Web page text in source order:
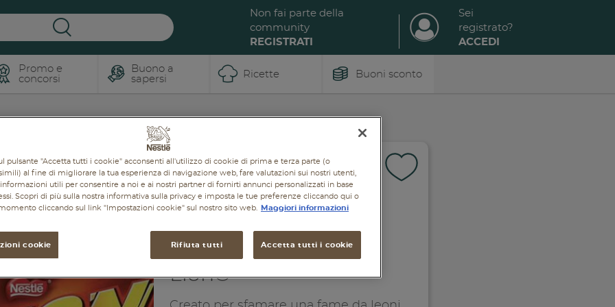
Non fai parte della
community
REGISTRATI
Sei
registrato?
ACCEDI
Promo e
concorsi
Buono a
sapersi
Ricette Buoni sconto
Lion®
pulsante "Accetta tutti i cookie" acconsenti all'utilizzo di cookie di prima e terza parte (o
al fine di migliorare la tua esperienza di navigazione web, fare valutazioni sui nostri utenti,
utili per consentire a noi e ai nostri partner di fornirti annunci personalizzati in base
Scopri di più sulla nostra informativa sulla privacy e imposta le tue preferenze cliccando qui o
cliccando sul link "Impostazioni cookie" sul nostro sito web.
Maggiori informazioni
cookie Rifiuta tutti Accetta tutti i cookie